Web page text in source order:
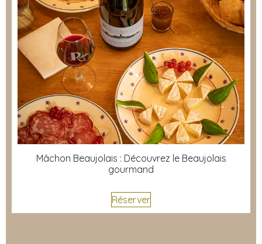
Mâchon Beaujolais : Découvrez le Beaujolais
gourmand
Réserver